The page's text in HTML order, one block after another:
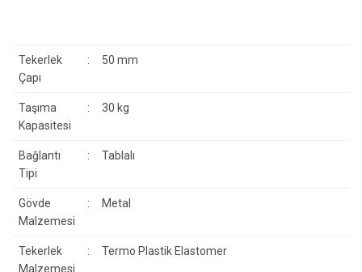
Tekerlek
Çapı
: 50 mm
Taşıma
Kapasitesi
: 30 kg
Bağlantı
Tipi
: Tablalı
Gövde
Malzemesi
: Metal
Tekerlek
Malzemesi
: Termo Plastik Elastomer